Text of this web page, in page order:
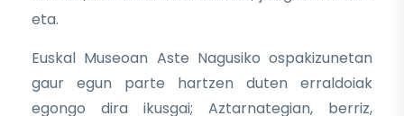
eta.
Euskal Museoan Aste Nagusiko ospakizunetan
gaur egun parte hartzen duten erraldoiak
egongo dira ikusgai; Aztarnategian, berriz,